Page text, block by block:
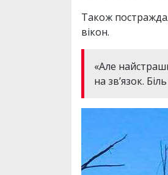
Також
вікон.
«Але
на зв’язок.